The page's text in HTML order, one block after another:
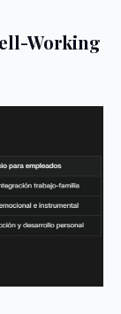
Working